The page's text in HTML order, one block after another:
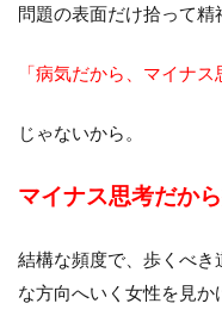
問題の表面だけ拾って精
「病気だから、マイナス
じゃないから。
マイナス思考だか
結構な頻度で、歩くべき
な方向へいく女性を見か